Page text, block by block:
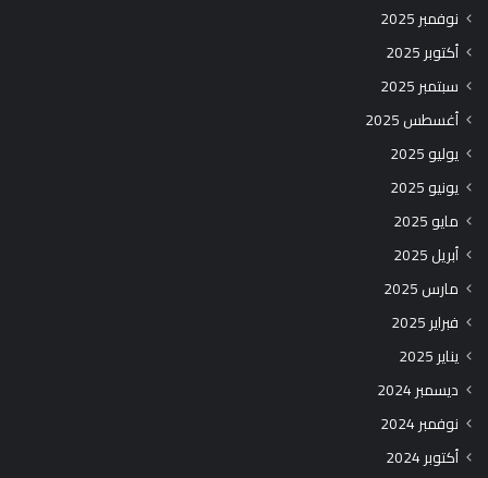
نوفمبر 2025
أكتوبر 2025
سبتمبر 2025
أغسطس 2025
يوليو 2025
يونيو 2025
مايو 2025
أبريل 2025
مارس 2025
فبراير 2025
يناير 2025
ديسمبر 2024
نوفمبر 2024
أكتوبر 2024